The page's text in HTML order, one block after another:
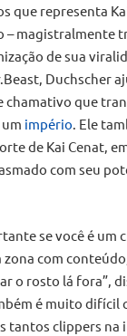
que representa
– magistralmente
de sua
Duchscher
chamativo que
império. Ele
de Kai Cenat,
com seu
se você é um
com
o rosto lá fora”,
é muito difícil
tantos clippers na